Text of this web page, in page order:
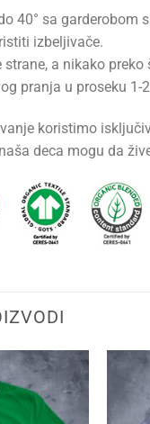
40° sa garderobom
izbeljivače.
a nikako preko
pranja u proseku 1-
koristimo
deca mogu da